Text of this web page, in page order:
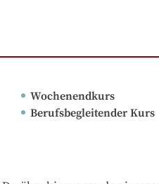
Wochenendkurs
Berufsbegleitender Kurs